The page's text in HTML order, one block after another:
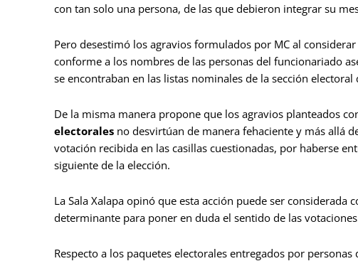
con tan solo una persona, de las que debieron integrar su
Pero desestimó los agravios formulados por MC al
conforme a los nombres de las personas del funcionariado
se encontraban en las listas nominales de la sección
De la misma manera propone que los agravios planteados
electorales no desvirtúan de manera fehaciente y más allá
votación recibida en las casillas cuestionadas, por haberse
siguiente de la elección.
La Sala Xalapa opinó que esta acción puede ser
determinante para poner en duda el sentido de las
Respecto a los paquetes electorales entregados por